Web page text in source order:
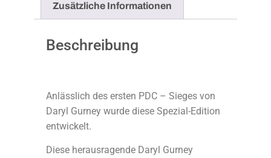
Zusätzliche Informationen
Beschreibung
Anlässlich des ersten PDC – Sieges von
Daryl Gurney wurde diese Spezial-Edition
entwickelt.
Diese herausragende Daryl Gurney